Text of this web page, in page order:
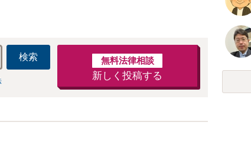
検索 無料法律相談
新しく投稿する